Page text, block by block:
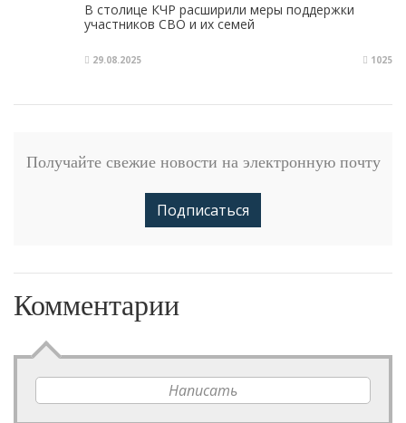
В столице КЧР расширили меры поддержки
участников СВО и их семей
29.08.2025 1025
Получайте свежие новости на электронную почту
Подписаться
Комментарии
Написать